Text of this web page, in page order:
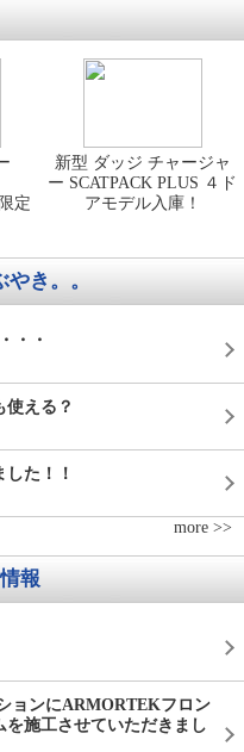
定
新型 ダッジ チャージャ
ー SCATPACK PLUS ４ド
アモデル入庫！
き。。
・・
使える？
た！！
more >>
報
ョンにARMORTEKフロン
を施工させていただきまし